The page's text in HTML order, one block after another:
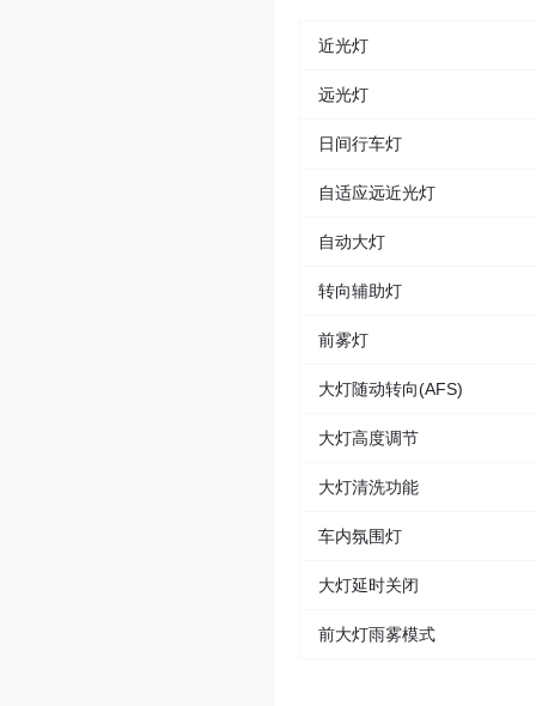
近光灯
远光灯
日间行车灯
自适应远近光灯
自动大灯
转向辅助灯
前雾灯
大灯随动转向(AFS)
大灯高度调节
大灯清洗功能
车内氛围灯
大灯延时关闭
前大灯雨雾模式